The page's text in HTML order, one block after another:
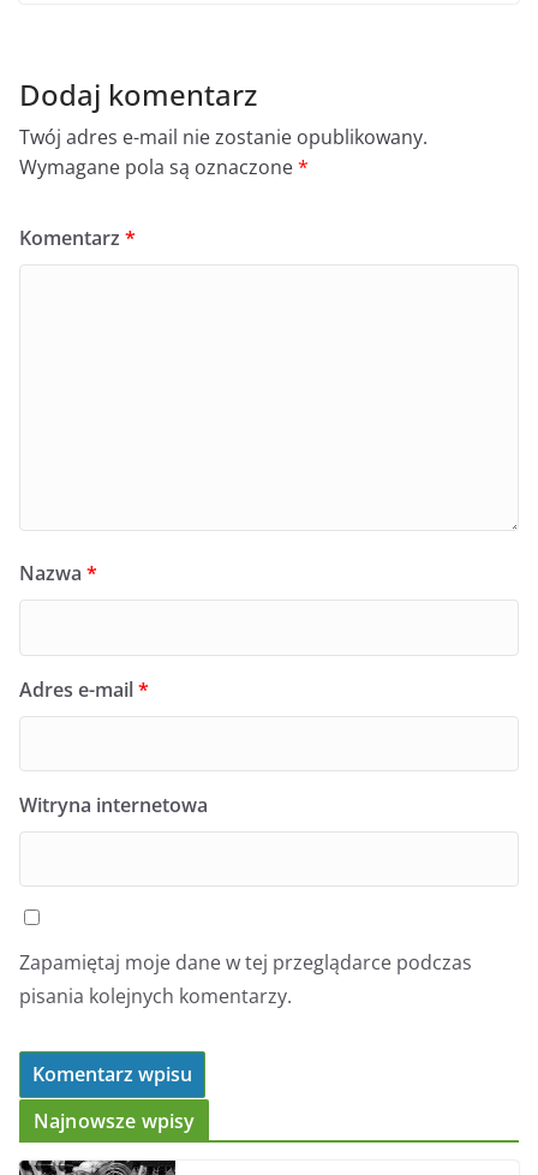
Dodaj komentarz
Twój adres e-mail nie zostanie opublikowany.
Wymagane pola są oznaczone*
Komentarz *
Nazwa *
Adres e-mail*
Witryna internetowa
Zapamiętaj moje dane w tej przeglądarce podczas
pisania kolejnych komentarzy.
Najnowsze wpisy